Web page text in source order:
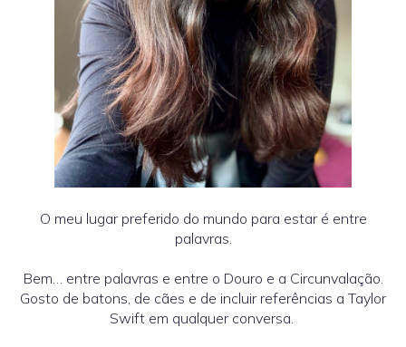
O meu lugar preferido do mundo para estar é entre
palavras.
Bem… entre palavras e entre o Douro e a Circunvalação.
Gosto de batons, de cães e de incluir referências a Taylor
Swift em qualquer conversa.